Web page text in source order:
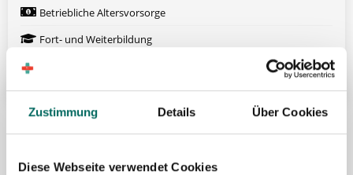
Zustimmung Details Über Cookies
Diese Webseite verwendet Cookies
Betriebliche Altersvorsorge
Fort- und Weiterbildung